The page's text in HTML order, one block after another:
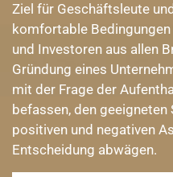
Ziel für Geschäftsleute
komfortable
und Investoren aus allen
Gründung eines
mit der Frage der
befassen, den
positiven und negativen
Entscheidung abwägen.